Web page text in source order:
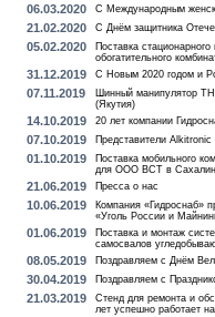
06.03.2020 С Международным
21.02.2020 С Днём защитника
05.02.2020
Поставка
обогатительного
31.12.2019 С Новым 2020 годом и
07.11.2019
Шинный манипулятор
(Якутия)
14.10.2019 20 лет компании
07.10.2019 Представители
01.10.2019
Поставка мобильного
для ООО ВСТ в
21.06.2019 Пресса о нас
10.06.2019
Компания «Гидроснаб»
«Уголь России и
01.06.2019
Поставка и монтаж
самосвалов
08.05.2019 Поздравляем с Днём
30.04.2019 Поздравляем с
21.03.2019
Стенд для ремонта и
лет успешно работает